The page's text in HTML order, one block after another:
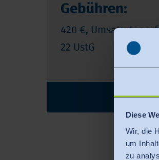
Diese
Wir, die
um
zu
Gebühren:
420 €,
22 UstG